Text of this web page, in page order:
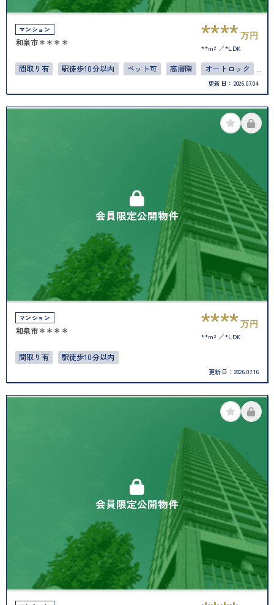
マンション
和泉市＊＊＊＊ **** 万円
**m² *LDK
間取り有 駅徒歩10分以内 ペット可 高層階
オートロック
更新日： 2026.07.04
会員限定公開物件
マンション
和泉市＊＊＊＊ **** 万円
**m² *LDK
間取り有 駅徒歩10分以内
更新日： 2026.07.16
会員限定公開物件